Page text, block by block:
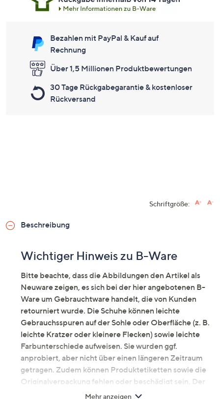
Bezahlen mit PayPal & Kauf auf
Rechnung
Über 1,5 Millionen Produktbewertungen
30 Tage Rückgabegarantie & kostenloser
Rückversand
Schriftgröße:
Beschreibung
Wichtiger Hinweis zu B-Ware
Bitte beachte, dass die Abbildungen den Artikel als
Neuware zeigen, es sich bei der hier angebotenen B-
Ware um Gebrauchtware handelt, die von Kunden
retourniert wurde. Die Schuhe können leichte
Gebrauchsspuren auf der Sohle oder Oberfläche (z. B.
leichte Kratzer oder kleinere Flecken) sowie leichte
Farbunterschiede aufweisen. Sie wurden ggf.
anprobiert, aber nicht über einen längeren Zeitraum
getragen. Zudem können Produktetiketten sowie die
Originalverpackung fehlen oder beschädigt sein. Der
Artikel kann sich ggfs. in einer neutralen
Mehr anzeigen